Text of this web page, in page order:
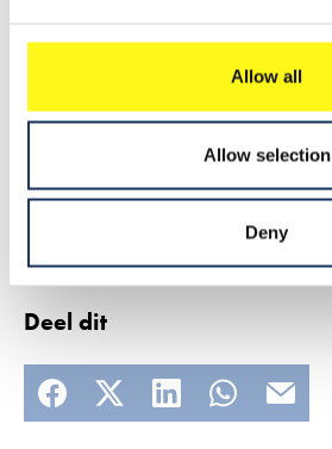
Allow all
Allow selection
Deny
Leer meer
2019 Persbericht
Deel dit